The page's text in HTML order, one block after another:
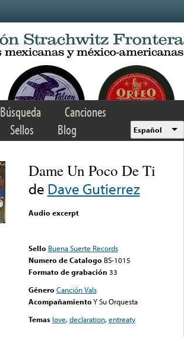
Búsqueda
Canciones
Sellos Blog Español
Dame Un Poco De Ti
de Dave Gutierrez
Audio excerpt
Sello Buena Suerte Records
Numero de Catalogo BS-1015
Formato de grabación 33
Género Canción Vals
AcompañamientoY Su Orquesta
Temas love,declaration,entreaty